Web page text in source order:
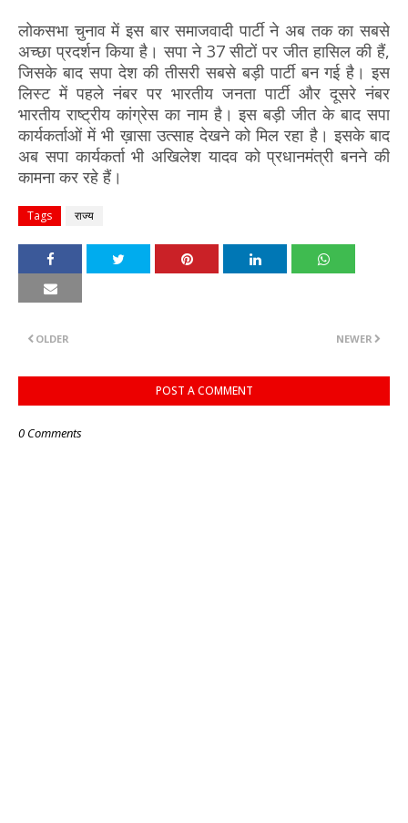
लोकसभा चुनाव में इस बार समाजवादी पार्टी ने अब तक का सबसे
अच्छा प्रदर्शन किया है। सपा ने 37 सीटों पर जीत हासिल की हैं,
जिसके बाद सपा देश की तीसरी सबसे बड़ी पार्टी बन गई है। इस
लिस्ट में पहले नंबर पर भारतीय जनता पार्टी और दूसरे नंबर
भारतीय राष्ट्रीय कांग्रेस का नाम है। इस बड़ी जीत के बाद सपा
कार्यकर्ताओं में भी ख़ासा उत्साह देखने को मिल रहा है। इसके बाद
अब सपा कार्यकर्ता भी अखिलेश यादव को प्रधानमंत्री बनने की
कामना कर रहे हैं।
Tags राज्य
NEWER
OLDER
POST A COMMENT
0 Comments